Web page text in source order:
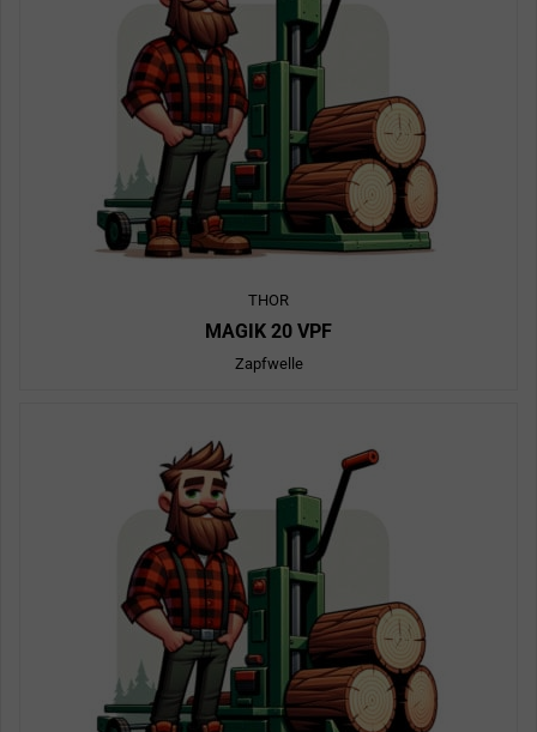
THOR
MAGIK 20 VPF
Zapfwelle